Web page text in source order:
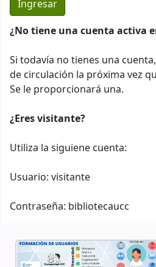
¿No tiene una cuenta activa
Si todavía no tienes una
de circulación la próxima vez
Se le proporcionará una.
¿Eres visitante?
Utiliza la siguiene cuenta:
Usuario: visitante
Contraseña: bibliotecaucc